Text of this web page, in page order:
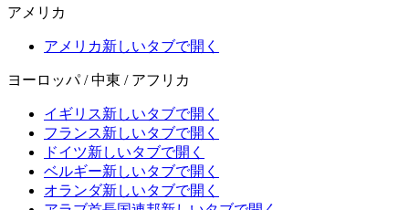
アメリカ
アメリカ新しいタブで開く
ヨーロッパ / 中東 / アフリカ
イギリス新しいタブで開く
フランス新しいタブで開く
ドイツ新しいタブで開く
ベルギー新しいタブで開く
オランダ新しいタブで開く